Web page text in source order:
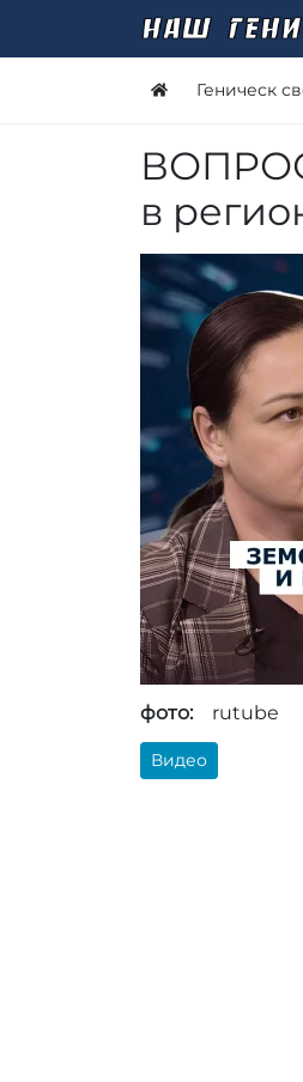
Геническ
в
фото: rutube
Видео